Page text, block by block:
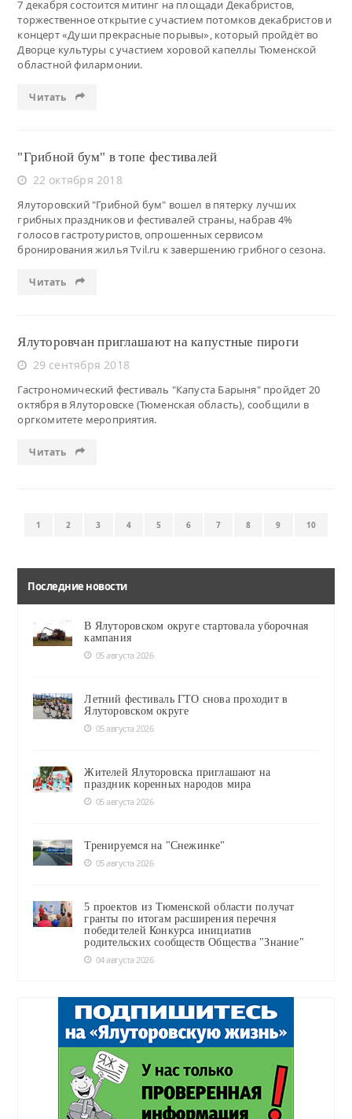
7 декабря состоится митинг на площади Декабристов,
торжественное открытие с участием потомков декабристов и
концерт «Души прекрасные порывы», который пройдёт во
Дворце культуры с участием хоровой капеллы Тюменской
областной филармонии.
Читать
"Грибной бум" в топе фестивалей
22 октября 2018
Ялуторовский "Грибной бум" вошел в пятерку лучших
грибных праздников и фестивалей страны, набрав 4%
голосов гастротуристов, опрошенных сервисом
бронирования жилья Tvil.ru к завершению грибного сезона.
Читать
Ялуторовчан приглашают на капустные пироги
29 сентября 2018
Гастрономический фестиваль "Капуста Барыня" пройдет 20
октября в Ялуторовске (Тюменская область), сообщили в
оргкомитете мероприятия.
Читать
1 2 3 4 5 6 7 8 9 10
Последние новости
В Ялуторовском округе стартовала уборочная
кампания
05 августа 2026
Летний фестиваль ГТО снова проходит в
Ялуторовском округе
05 августа 2026
Жителей Ялуторовска приглашают на
праздник коренных народов мира
05 августа 2026
Тренируемся на "Снежинке"
05 августа 2026
5 проектов из Тюменской области получат
гранты по итогам расширения перечня
победителей Конкурса инициатив
родительских сообществ Общества "Знание"
04 августа 2026